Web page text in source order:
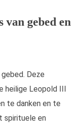
van gebed en
Deze
heilige Leopold III
te danken en te
spirituele en